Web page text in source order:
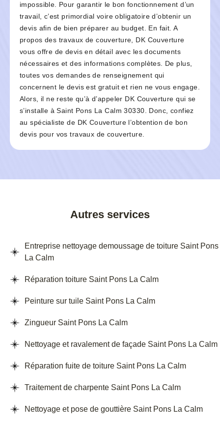
impossible. Pour garantir le bon fonctionnement d’un
travail, c’est primordial voire obligatoire d’obtenir un
devis afin de bien préparer au budget. En fait. A
propos des travaux de couverture, DK Couverture
vous offre de devis en détail avec les documents
nécessaires et des informations complètes. De plus,
toutes vos demandes de renseignement qui
concernent le devis est gratuit et rien ne vous engage.
Alors, il ne reste qu’à d’appeler DK Couverture qui se
s’installe à Saint Pons La Calm 30330. Donc, confiez
au spécialiste de DK Couverture l’obtention de bon
devis pour vos travaux de couverture.
Autres services
Entreprise nettoyage demoussage de toiture Saint Pons
La Calm
Réparation toiture Saint Pons La Calm
Peinture sur tuile Saint Pons La Calm
Zingueur Saint Pons La Calm
Nettoyage et ravalement de façade Saint Pons La Calm
Réparation fuite de toiture Saint Pons La Calm
Traitement de charpente Saint Pons La Calm
Nettoyage et pose de gouttière Saint Pons La Calm